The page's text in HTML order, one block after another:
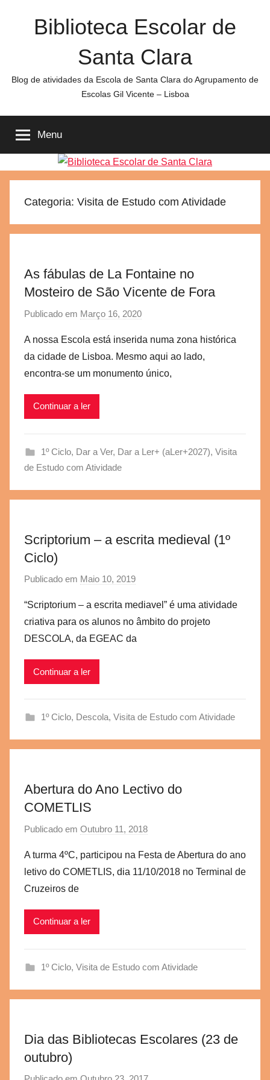
Biblioteca Escolar de
Santa Clara
Blog de atividades da Escola de Santa Clara do Agrupamento de
Escolas Gil Vicente – Lisboa
Menu
Categoria: Visita de Estudo com Atividade
As fábulas de La Fontaine no
Mosteiro de São Vicente de Fora
Publicado em Março 16, 2020
r
a
e
c
A nossa Escola está inserida numa zona histórica
da cidade de Lisboa. Mesmo aqui ao lado,
encontra-se um monumento único,
Continuar a ler
1º Ciclo, Dar a Ver, Dar a Ler+ (aLer+2027), Visita
de Estudo com Atividade
Scriptorium – a escrita medieval (1º
Ciclo)
Publicado em Maio 10, 2019
r
a
e
c
“Scriptorium – a escrita mediavel” é uma atividade
criativa para os alunos no âmbito do projeto
DESCOLA, da EGEAC da
Continuar a ler
1º Ciclo, Descola, Visita de Estudo com Atividade
Abertura do Ano Lectivo do
COMETLIS
Publicado em Outubro 11, 2018
r
a
c
A turma 4ºC, participou na Festa de Abertura do ano
letivo do COMETLIS, dia 11/10/2018 no Terminal de
Cruzeiros de
Continuar a ler
1º Ciclo, Visita de Estudo com Atividade
Dia das Bibliotecas Escolares (23 de
outubro)